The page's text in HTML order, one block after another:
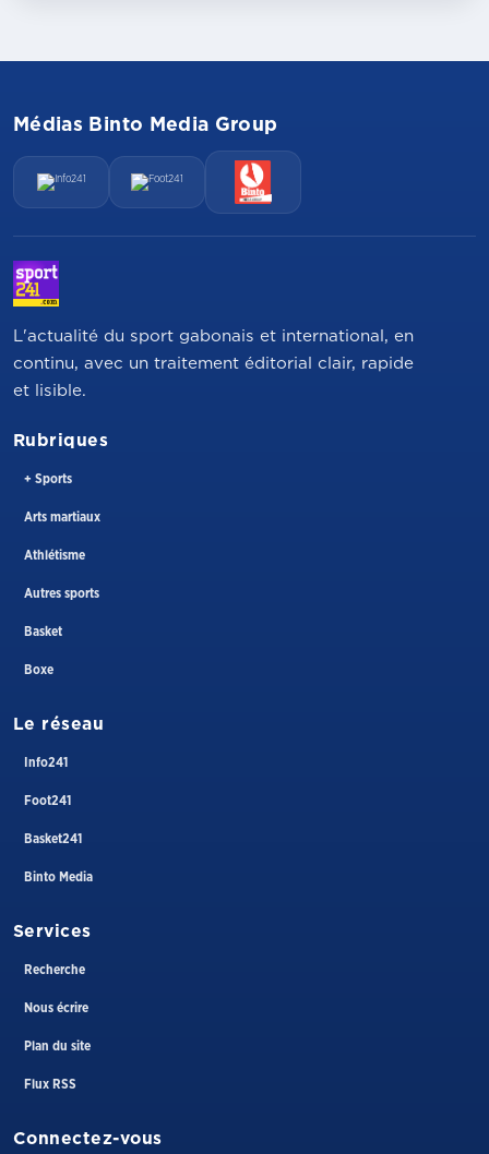
Médias Binto Media Group
L'actualité du sport gabonais et international, en
continu, avec un traitement éditorial clair, rapide
et lisible.
Rubriques
+ Sports
Arts martiaux
Athlétisme
Autres sports
Basket
Boxe
Le réseau
Info241
Foot241
Basket241
Binto Media
Services
Recherche
Nous écrire
Plan du site
Flux RSS
Connectez-vous